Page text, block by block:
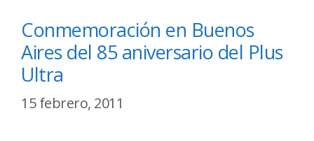
Conmemoración en Buenos
Aires del 85 aniversario del Plus
Ultra
15 febrero, 2011